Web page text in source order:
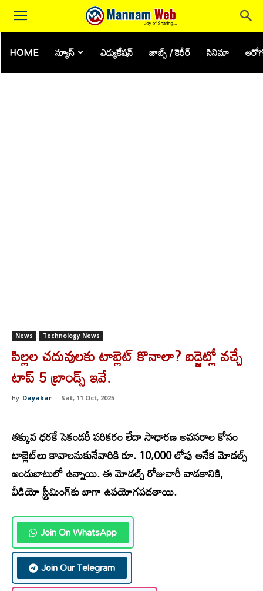
HOME న్యూస్ ఎడ్యుకేషన్ జాబ్స్ / కెరీర్ సినిమా
News Technology News
పిల్లల చదువులకు టాబ్లెట్ కొనాలా? బడ్జెట్లో వచ్చే
టాప్ 5 బ్రాండ్స్ ఇవే.
By Dayakar - Sat, 11 Oct, 2025
తక్కువ ధరకే సెకండరీ పరికరం లేదా సాధారణ అవసరాల కోసం
టాబ్లెట్‌లు కావాలనుకునేవారికి రూ. 10,000 లోపు అనేక మోడల్స్
అందుబాటులో ఉన్నాయి. ఈ మోడల్స్ రోజువారీ వాడకానికి,
వీడియో స్ట్రీమింగ్‌కు బాగా ఉపయోగపడతాయి.
Join On WhatsApp
Join Our Telegram